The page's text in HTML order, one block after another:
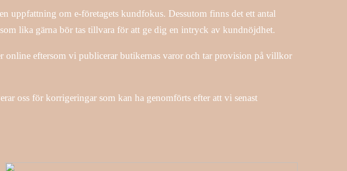
uppfattning om e-företagets kundfokus. Dessutom finns det ett antal
lika gärna bör tas tillvara för att ge dig en intryck av kundnöjdhet.
online eftersom vi publicerar butikernas varor och tar provision på villkor
oss för korrigeringar som kan ha genomförts efter att vi senast